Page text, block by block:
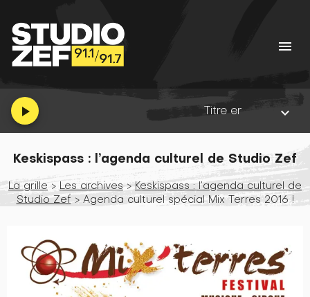
menu
play_arrow Titre en cours : Habibi•
keyboard_arrow_down
Keskispass : l’agenda culturel de Studio Zef
La grille > Les archives > Keskispass : l’agenda culturel de
Studio Zef > Agenda culturel spécial Mix Terres 2016 !